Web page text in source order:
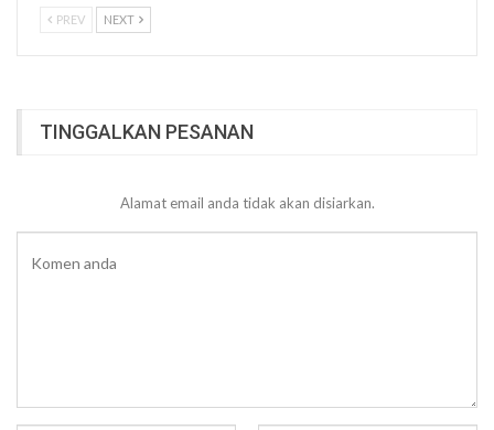
PREV NEXT
TINGGALKAN PESANAN
Alamat email anda tidak akan disiarkan.